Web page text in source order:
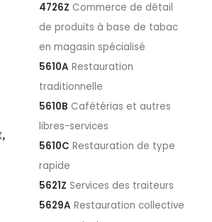
4726Z Commerce de détail
de produits à base de tabac
en magasin spécialisé
5610A Restauration
traditionnelle
5610B Cafétérias et autres
libres-services
5610C Restauration de type
rapide
5621Z Services des traiteurs
5629A Restauration collective